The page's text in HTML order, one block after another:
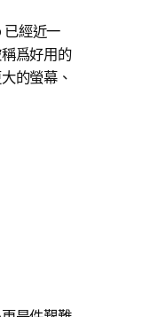
已經近一
爲好用的
的螢幕、